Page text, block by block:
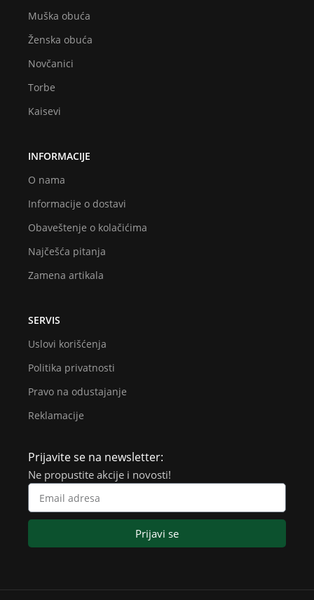
Muška obuća
Ženska obuća
Novčanici
Torbe
Kaisevi
INFORMACIJE
O nama
Informacije o dostavi
Obaveštenje o kolačićima
Najčešća pitanja
Zamena artikala
SERVIS
Uslovi korišćenja
Politika privatnosti
Pravo na odustajanje
Reklamacije
Prijavite se na newsletter:
Ne propustite akcije i novosti!
Prijavi se